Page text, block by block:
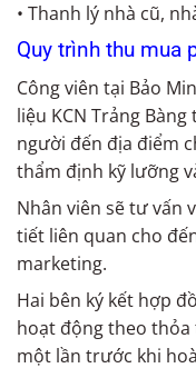
• Thanh lý nhà cũ,
Quy trình thu mua
Công viên tại Bảo
liệu KCN Trảng
người đến địa điểm
thẩm định kỹ lưỡng
Nhân viên sẽ tư vấn
tiết liên quan cho
marketing.
Hai bên ký kết hợp
hoạt động theo
một lần trước khi